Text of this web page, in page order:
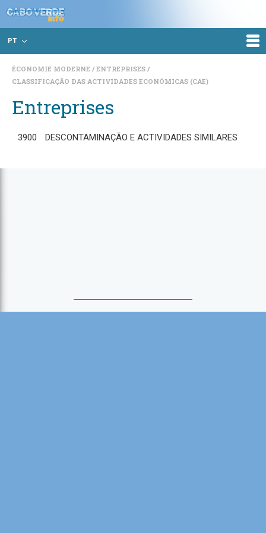
PT
ÉCONOMIE MODERNE
ENTREPRISES
CLASSIFICAÇÃO DAS ACTIVIDADES ECONÓMICAS (CAE)
Entreprises
3900 DESCONTAMINAÇÃO E ACTIVIDADES SIMILARES